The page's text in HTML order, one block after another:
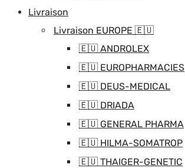
Livraison
Livraison EUROPE 🇪🇺
🇪🇺 ANDROLEX
🇪🇺 EUROPHARMACIES
🇪🇺 DEUS-MEDICAL
🇪🇺 DRIADA
🇪🇺 GENERAL PHARMA
🇪🇺 HILMA-SOMATROP
🇪🇺 THAIGER-GENETIC